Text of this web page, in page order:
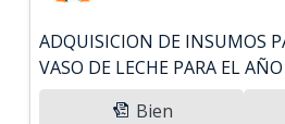
ADQUISICION DE INSUMOS
VASO DE LECHE PARA EL
Bien